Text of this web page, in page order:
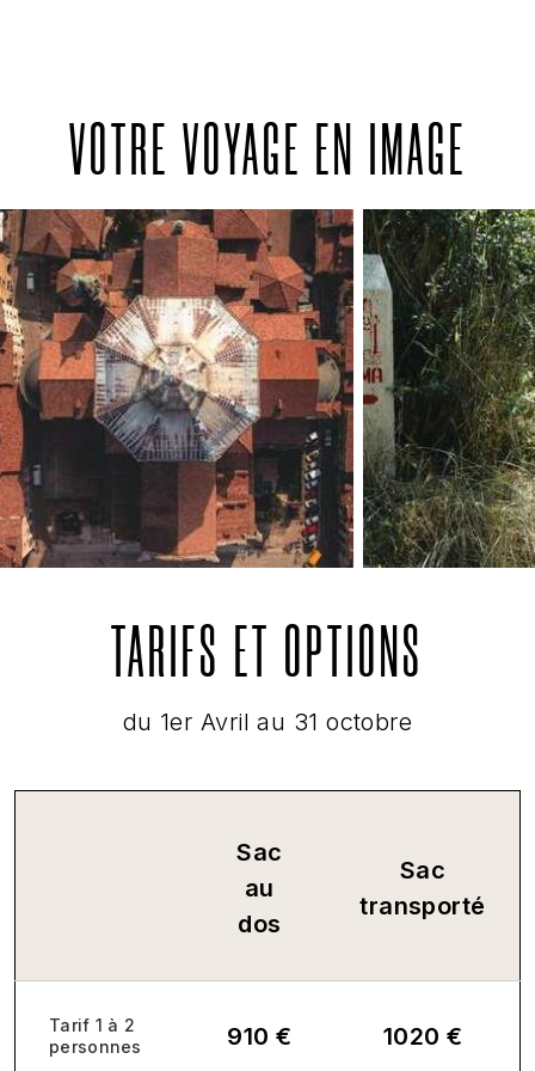
de nos prestations dans l'après-midi à
Pavie.
VOTRE VOYAGE EN IMAGE
TARIFS ET OPTIONS
du 1er Avril au 31 octobre
Sac
au
dos
Sac
transporté
Tarif 1 à 2
personnes
910 € 1020 €